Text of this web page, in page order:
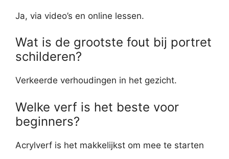
Ja, via video’s en online lessen.
Wat is de grootste fout bij portret
schilderen?
Verkeerde verhoudingen in het gezicht.
Welke verf is het beste voor
beginners?
Acrylverf is het makkelijkst om mee te starten